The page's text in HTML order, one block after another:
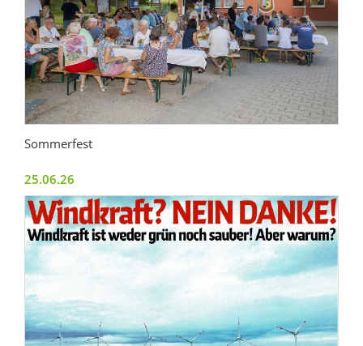
Sommerfest
25.06.26